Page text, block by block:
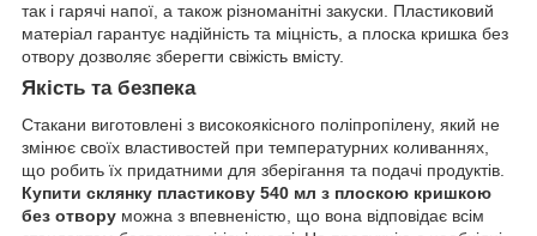
так і гарячі напої, а також різноманітні закуски. Пластиковий
матеріал гарантує надійність та міцність, а плоска кришка без
отвору дозволяє зберегти свіжість вмісту.
Якість та безпека
Стакани виготовлені з високоякісного поліпропілену, який не
змінює своїх властивостей при температурних коливаннях,
що робить їх придатними для зберігання та подачі продуктів.
Купити склянку пластикову 540 мл з плоскою кришкою
без отвору можна з впевненістю, що вона відповідає всім